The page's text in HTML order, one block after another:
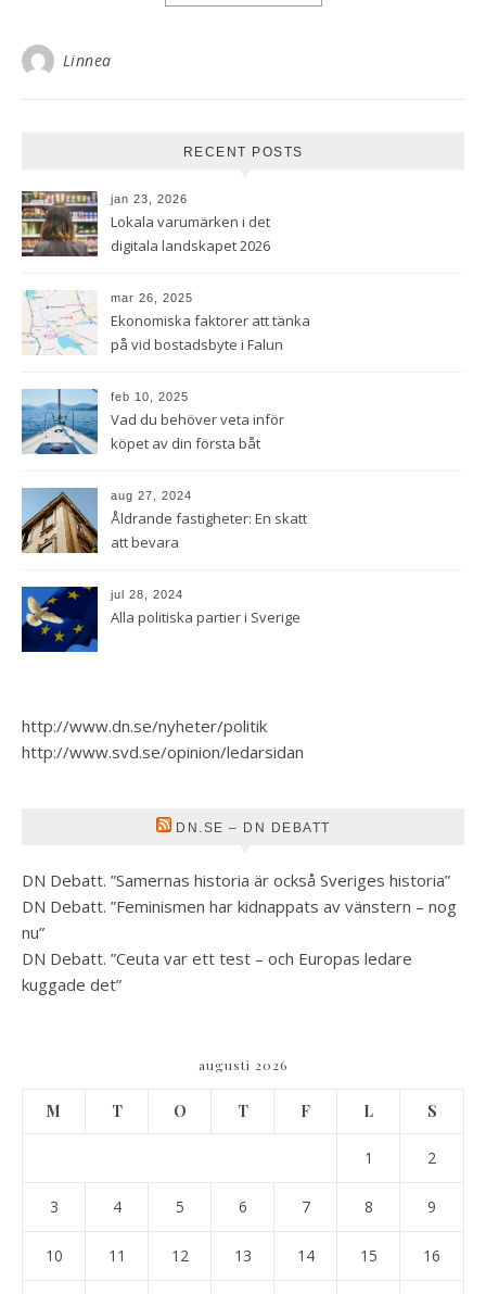
Linnea
RECENT POSTS
jan 23, 2026
Lokala varumärken i det
digitala landskapet 2026
mar 26, 2025
Ekonomiska faktorer att tänka
på vid bostadsbyte i Falun
feb 10, 2025
Vad du behöver veta inför
köpet av din första båt
aug 27, 2024
Åldrande fastigheter: En skatt
att bevara
jul 28, 2024
Alla politiska partier i Sverige
http://www.dn.se/nyheter/politik
http://www.svd.se/opinion/ledarsidan
DN.SE – DN DEBATT
DN Debatt. ”Samernas historia är också Sveriges historia”
DN Debatt. ”Feminismen har kidnappats av vänstern – nog
nu”
DN Debatt. ”Ceuta var ett test – och Europas ledare
kuggade det”
augusti 2026
M T O T F L S
1 2
3 4 5 6 7 8 9
10 11 12 13 14 15 16